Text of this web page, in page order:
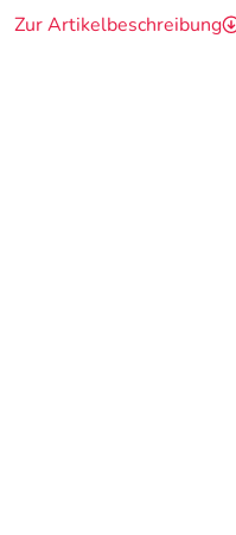
Zur Artikelbeschreibung